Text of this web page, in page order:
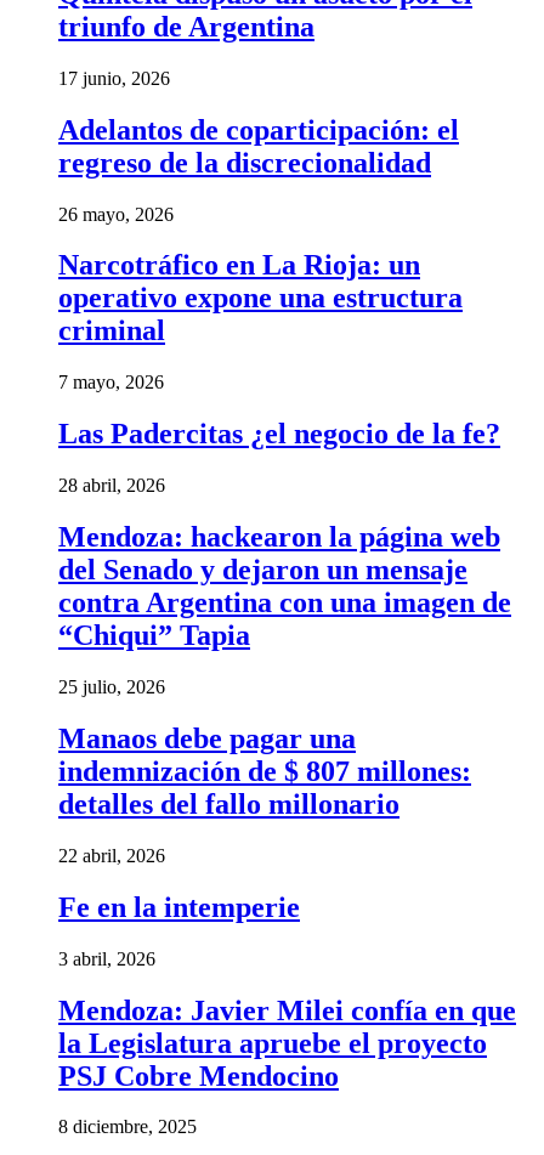
triunfo de Argentina
17 junio, 2026
Adelantos de coparticipación: el
regreso de la discrecionalidad
26 mayo, 2026
Narcotráfico en La Rioja: un
operativo expone una estructura
criminal
7 mayo, 2026
Las Padercitas ¿el negocio de la fe?
28 abril, 2026
Mendoza: hackearon la página web
del Senado y dejaron un mensaje
contra Argentina con una imagen de
“Chiqui” Tapia
25 julio, 2026
Manaos debe pagar una
indemnización de $ 807 millones:
detalles del fallo millonario
22 abril, 2026
Fe en la intemperie
3 abril, 2026
Mendoza: Javier Milei confía en que
la Legislatura apruebe el proyecto
PSJ Cobre Mendocino
8 diciembre, 2025